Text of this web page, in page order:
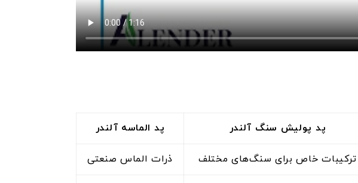
پد پولیش سنگ آلندر پد الماسه آلندر
ترکیبات خاص برای سنگ‌های مختلف ذرات الماس صنعتی